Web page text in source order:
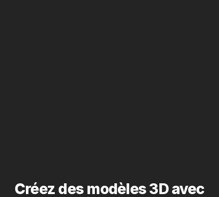
Créez des modèles 3D avec